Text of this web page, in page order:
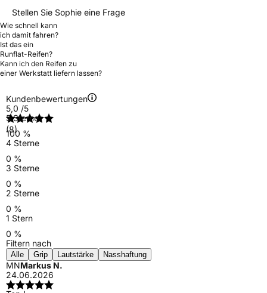
Stellen Sie Sophie eine Frage
Wie schnell kann
ich damit fahren?
Ist das ein
Runflat-Reifen?
Kann ich den Reifen zu
einer Werkstatt liefern lassen?
Kundenbewertungen
5,0 /5
(8)
5 Sterne
100 %
4 Sterne
0 %
3 Sterne
0 %
2 Sterne
0 %
1 Stern
0 %
Filtern nach
Alle Grip Lautstärke Nasshaftung
MNMarkus N.
24.06.2026